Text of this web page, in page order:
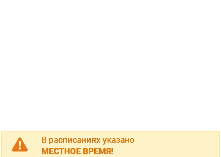
В расписаниях указано
МЕСТНОЕ ВРЕМЯ!